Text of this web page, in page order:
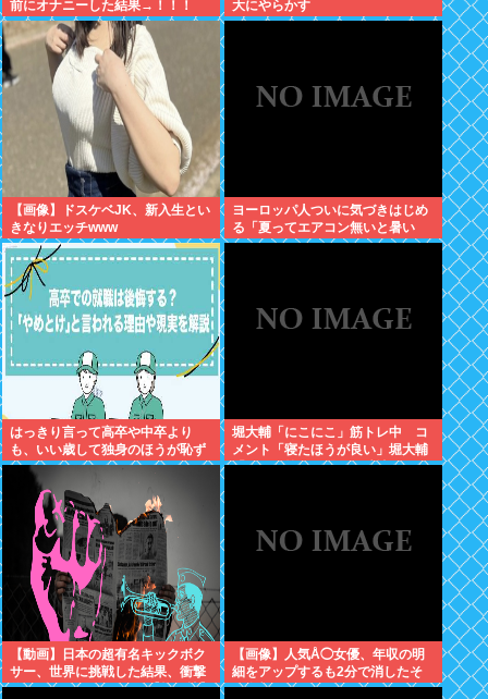
前にオナニーした結果→！！！
大にやらかす
【画像】ドスケベJK、新入生とい
きなりエッチwww
ヨーロッパ人ついに気づきはじめ
る「夏ってエアコン無いと暑い
わ」
はっきり言って高卒や中卒より
も、いい歳して独身のほうが恥ず
かしいよな
堀大輔「にこにこ」筋トレ中 コ
メント「寝たほうが良い」堀大輔
「！！」筋トレ器具を破壊
【動画】日本の超有名キックボク
サー、世界に挑戦した結果、衝撃
的KO負けしてしまう。【格闘技】
【画像】人気Å◯女優、年収の明
細をアップするも2分で消したそ
の金額www